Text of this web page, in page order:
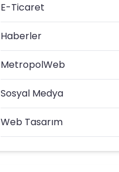
E-Ticaret
Haberler
MetropolWeb
Sosyal Medya
Web Tasarım